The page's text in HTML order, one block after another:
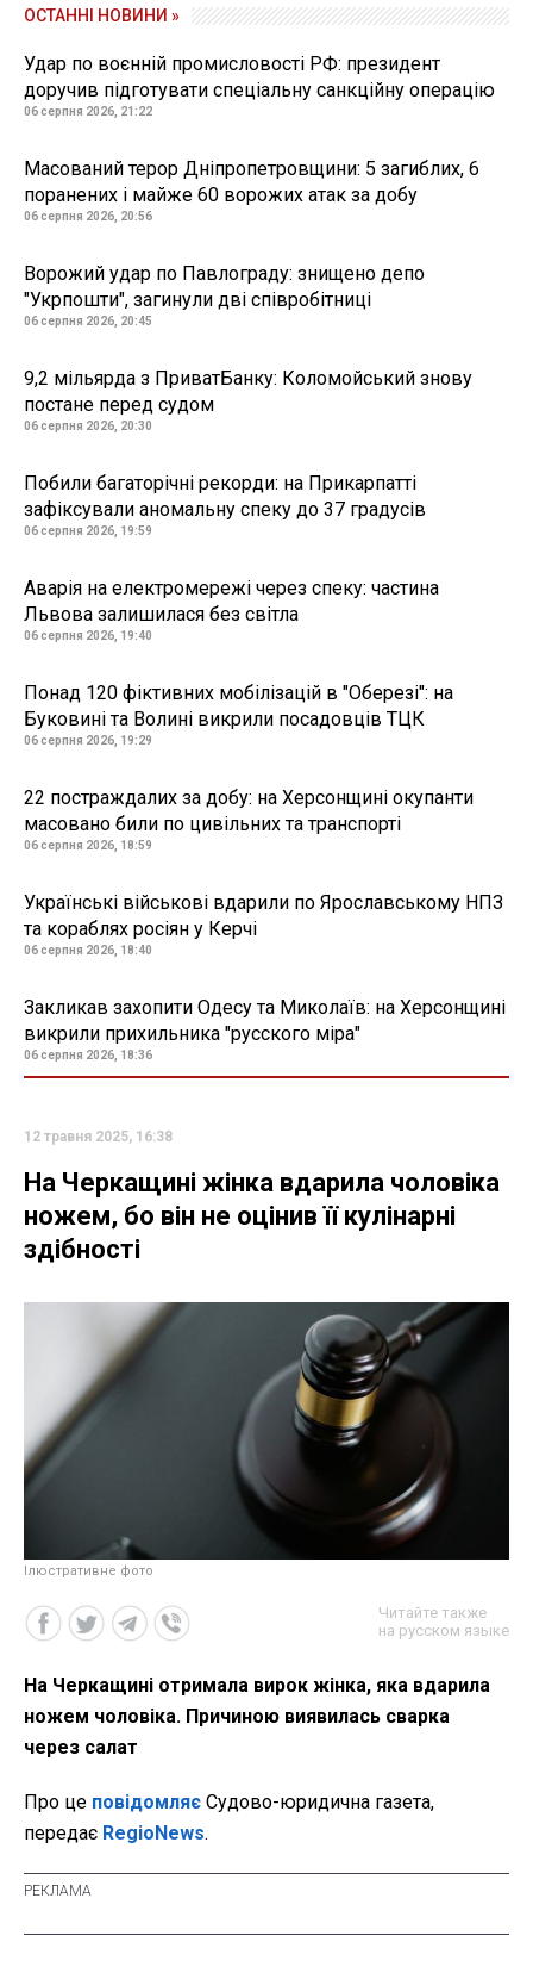
ОСТАННІ НОВИНИ »
Удар по воєнній промисловості РФ: президент
доручив підготувати спеціальну санкційну операцію
06 серпня 2026, 21:22
Масований терор Дніпропетровщини: 5 загиблих, 6
поранених і майже 60 ворожих атак за добу
06 серпня 2026, 20:56
Ворожий удар по Павлограду: знищено депо
"Укрпошти", загинули дві співробітниці
06 серпня 2026, 20:45
9,2 мільярда з ПриватБанку: Коломойський знову
постане перед судом
06 серпня 2026, 20:30
Побили багаторічні рекорди: на Прикарпатті
зафіксували аномальну спеку до 37 градусів
06 серпня 2026, 19:59
Аварія на електромережі через спеку: частина
Львова залишилася без світла
06 серпня 2026, 19:40
Понад 120 фіктивних мобілізацій в "Оберезі": на
Буковині та Волині викрили посадовців ТЦК
06 серпня 2026, 19:29
22 постраждалих за добу: на Херсонщині окупанти
масовано били по цивільних та транспорті
06 серпня 2026, 18:59
Українські військові вдарили по Ярославському НПЗ
та кораблях росіян у Керчі
06 серпня 2026, 18:40
Закликав захопити Одесу та Миколаїв: на Херсонщині
викрили прихильника "русского міра"
06 серпня 2026, 18:36
12 травня 2025, 16:38
На Черкащині жінка вдарила чоловіка
ножем, бо він не оцінив її кулінарні
здібності
Ілюстративне фото
Читайте также
на русском языке
На Черкащині отримала вирок жінка, яка вдарила
ножем чоловіка. Причиною виявилась сварка
через салат
Про це повідомляє Судово-юридична газета,
передає RegioNews.